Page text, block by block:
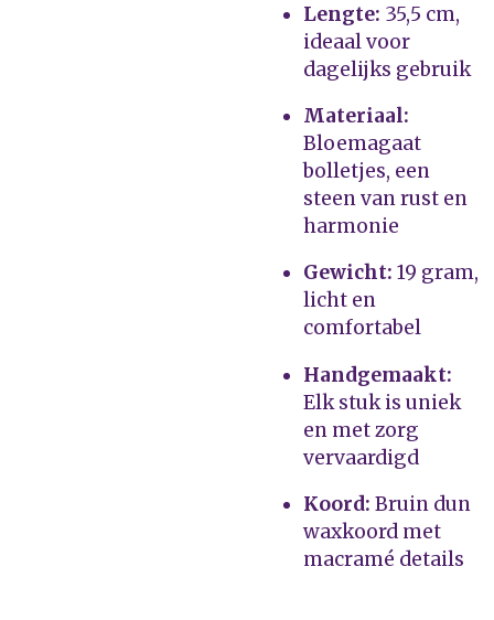
Lengte: 35,5 cm,
ideaal voor
dagelijks gebruik
Materiaal:
Bloemagaat
bolletjes, een
steen van rust en
harmonie
Gewicht: 19 gram,
licht en
comfortabel
Handgemaakt:
Elk stuk is uniek
en met zorg
vervaardigd
Koord: Bruin dun
waxkoord met
macramé details